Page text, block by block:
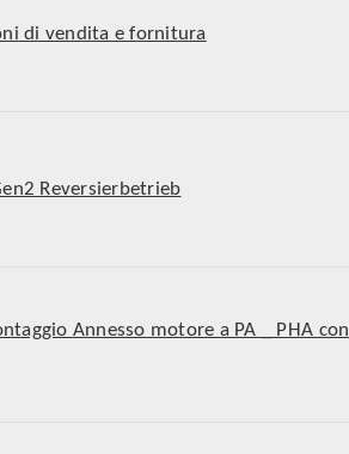
di vendita e fornitura
Reversierbetrieb
Annesso motore a PA _ PHA con